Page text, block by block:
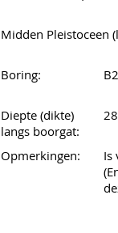
Midden Pleistoceen
Boring:
Diepte (dikte)
langs boorgat:
Opmerkingen:
Is